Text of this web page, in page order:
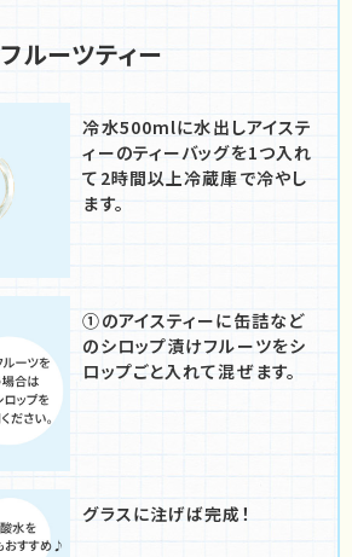
フルーツティー
冷水500mlに水出しアイステ
ィーのティーバッグを1つ入れ
て 2時間以上冷蔵庫で冷やし
ます。
①のアイスティーに缶詰など
のシロップ漬けフルーツをシ
ロップごと入れて混ぜます。
グラスに注げば完成！